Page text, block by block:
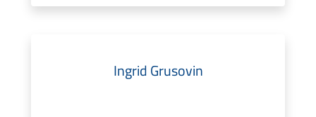
Ingrid Grusovin